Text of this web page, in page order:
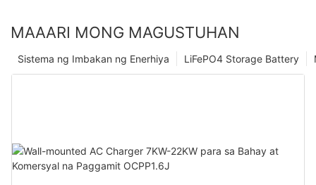
MAAARI MONG MAGUSTUHAN
LiFePO4 Storage Battery
Sistema ng Imbakan ng Enerhiya